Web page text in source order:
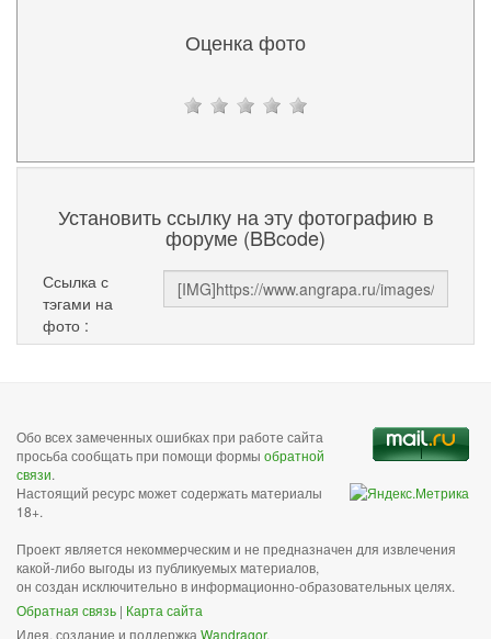
Оценка фото
Установить ссылку на эту фотографию в
форуме (BBcode)
Ссылка с
тэгами на
фото :
Обо всех замеченных ошибках при работе сайта
просьба сообщать при помощи формы обратной
связи.
Настоящий ресурс может содержать материалы
18+.
Проект является некоммерческим и не предназначен для извлечения
какой-либо выгоды из публикуемых материалов,
он создан исключительно в информационно-образовательных целях.
Обратная связь | Карта сайта
Идея, создание и поддержка Wandragor.